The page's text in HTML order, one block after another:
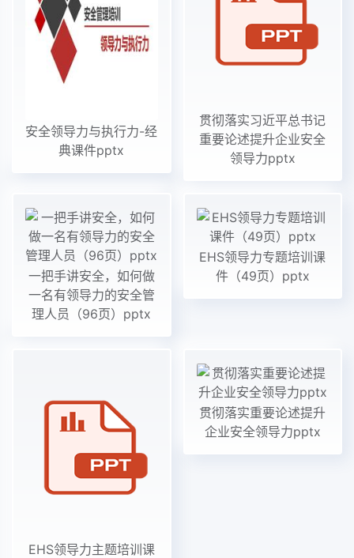
安全领导力与执行力-经
典课件pptx
贯彻落实习近平总书记
重要论述提升企业安全
领导力pptx
一把手讲安全，如何做
一名有领导力的安全管
理人员（96页）pptx
EHS领导力专题培训课
件（49页）pptx
EHS领导力主题培训课
贯彻落实重要论述提升
企业安全领导力pptx